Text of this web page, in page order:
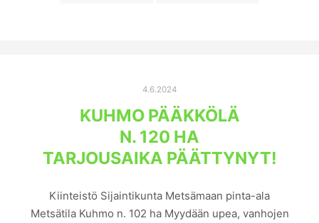
4.6.2024
KUHMO PÄÄKKÖLÄ
N. 120 HA
TARJOUSAIKA PÄÄTTYNYT!
Kiinteistö Sijaintikunta Metsämaan pinta-ala
Metsätila Kuhmo n. 102 ha Myydään upea, vanhojen